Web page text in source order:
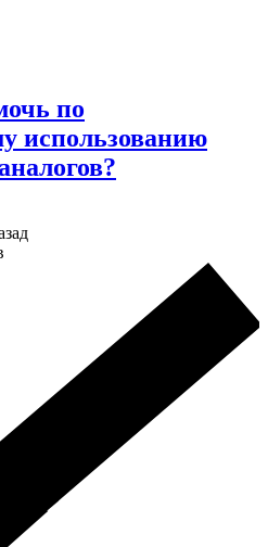
по
использованию